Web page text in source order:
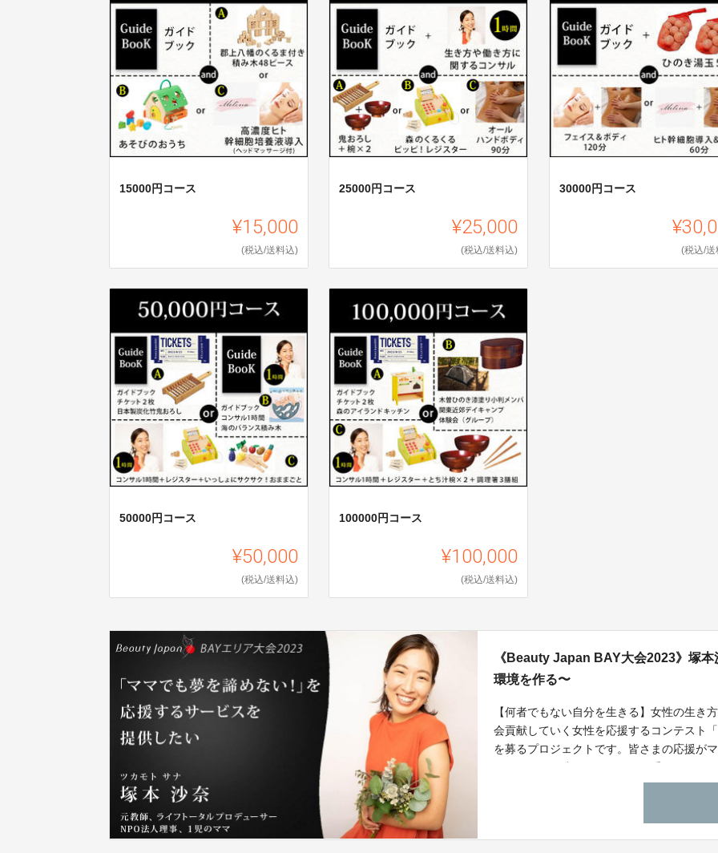
15000円コース
¥15,000
(税込/送料込)
25000円コース
¥25,000
(税込/送料込)
30000円コース
(税込/送
50000円コース
¥50,000
(税込/送料込)
100000円コース
¥100,000
(税込/送料込)
《Beauty Japan BAY大会2023》塚
環境を作る〜
【何者でもない自分を生きる】女性の生き
会貢献していく女性を応援するコンテスト
を募るプロジェクトです。皆さまの応援が